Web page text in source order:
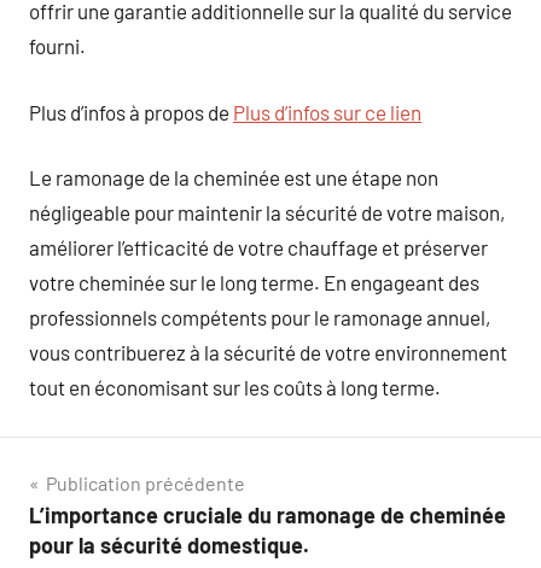
offrir une garantie additionnelle sur la qualité du service
fourni.
Plus d’infos à propos de Plus d’infos sur ce lien
Le ramonage de la cheminée est une étape non
négligeable pour maintenir la sécurité de votre maison,
améliorer l’efficacité de votre chauffage et préserver
votre cheminée sur le long terme. En engageant des
professionnels compétents pour le ramonage annuel,
vous contribuerez à la sécurité de votre environnement
tout en économisant sur les coûts à long terme.
Navigation
de
Publication précédente
L’importance cruciale du ramonage de cheminée
pour la sécurité domestique.